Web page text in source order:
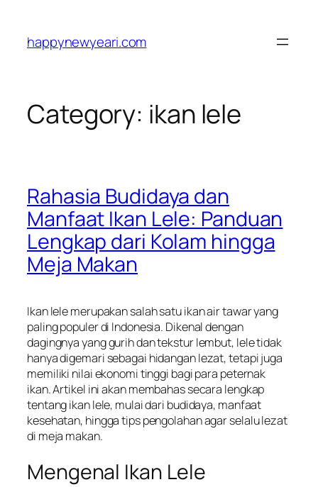
content
happynewyeari.com
Category: ikan lele
Rahasia Budidaya dan
Manfaat Ikan Lele: Panduan
Lengkap dari Kolam hingga
Meja Makan
Ikan lele merupakan salah satu ikan air tawar yang
paling populer di Indonesia. Dikenal dengan
dagingnya yang gurih dan tekstur lembut, lele tidak
hanya digemari sebagai hidangan lezat, tetapi juga
memiliki nilai ekonomi tinggi bagi para peternak
ikan. Artikel ini akan membahas secara lengkap
tentang ikan lele, mulai dari budidaya, manfaat
kesehatan, hingga tips pengolahan agar selalu lezat
di meja makan.
Mengenal Ikan Lele